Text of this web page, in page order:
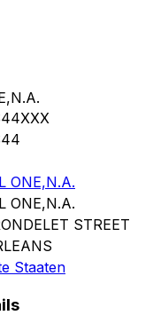
ONE,N.A.
ONE,N.A.
STREET
Staaten